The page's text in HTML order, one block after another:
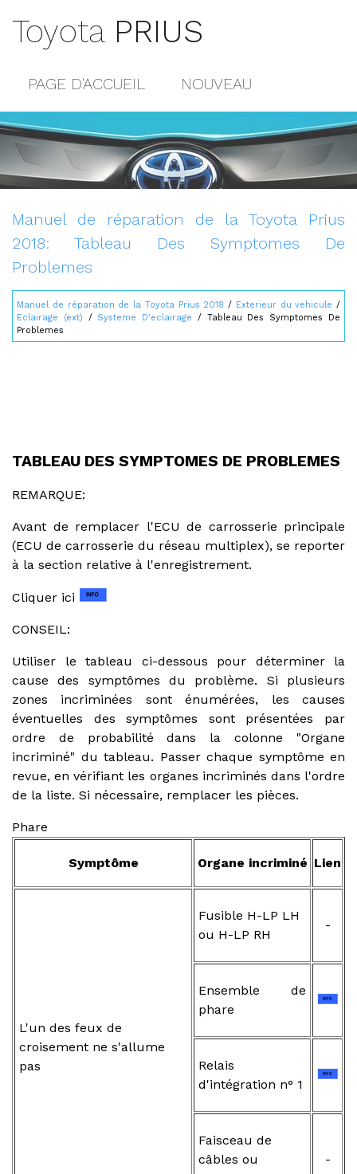
Toyota PRIUS
PAGE D'ACCUEIL NOUVEAU
POPULAIRE
CONTACTS
Manuel de réparation de la Toyota Prius
2018: Tableau Des Symptomes De
Problemes
Manuel de réparation de la Toyota Prius 2018 / Exterieur du vehicule /
Eclairage (ext) / Systeme D'eclairage / Tableau Des Symptomes De
Problemes
TABLEAU DES SYMPTOMES DE PROBLEMES
REMARQUE:
Avant de remplacer l'ECU de carrosserie principale
(ECU de carrosserie du réseau multiplex), se reporter
à la section relative à l'enregistrement.
Cliquer ici
CONSEIL:
Utiliser le tableau ci-dessous pour déterminer la
cause des symptômes du problème. Si plusieurs
zones incriminées sont énumérées, les causes
éventuelles des symptômes sont présentées par
ordre de probabilité dans la colonne "Organe
incriminé" du tableau. Passer chaque symptôme en
revue, en vérifiant les organes incriminés dans l'ordre
de la liste. Si nécessaire, remplacer les pièces.
Phare
Symptôme Organe incriminé Lien
L'un des feux de
croisement ne s'allume
pas
Fusible H-LP LH
ou H-LP RH
-
Ensemble de
phare
Relais
d'intégration n° 1
Faisceau de
câbles ou
-